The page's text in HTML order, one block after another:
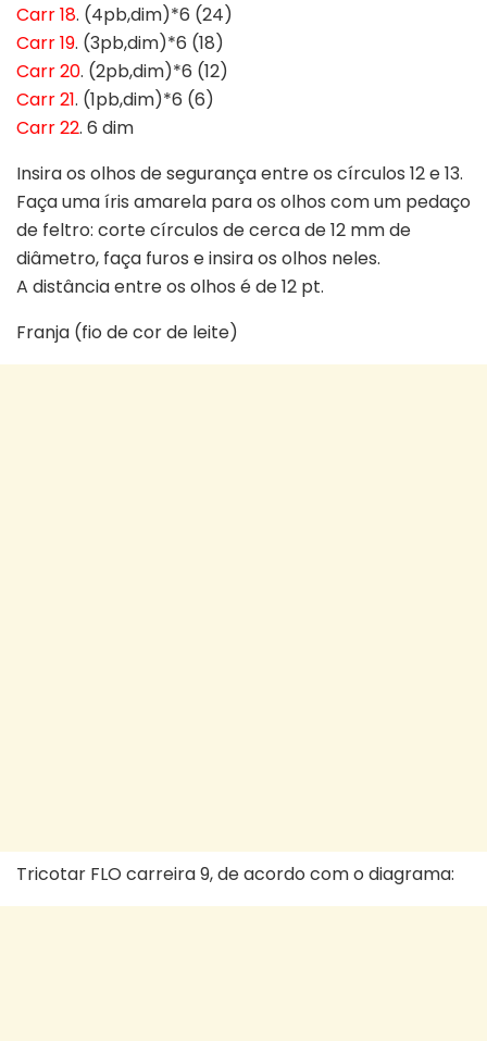
Carr 18. (4pb,dim)*6 (24)
Carr 19. (3pb,dim)*6 (18)
Carr 20. (2pb,dim)*6 (12)
Carr 21. (1pb,dim)*6 (6)
Carr 22. 6 dim
Insira os olhos de segurança entre os círculos 12 e 13.
Faça uma íris amarela para os olhos com um pedaço
de feltro: corte círculos de cerca de 12 mm de
diâmetro, faça furos e insira os olhos neles.
A distância entre os olhos é de 12 pt.
Franja (fio de cor de leite)
Tricotar FLO carreira 9, de acordo com o diagrama: